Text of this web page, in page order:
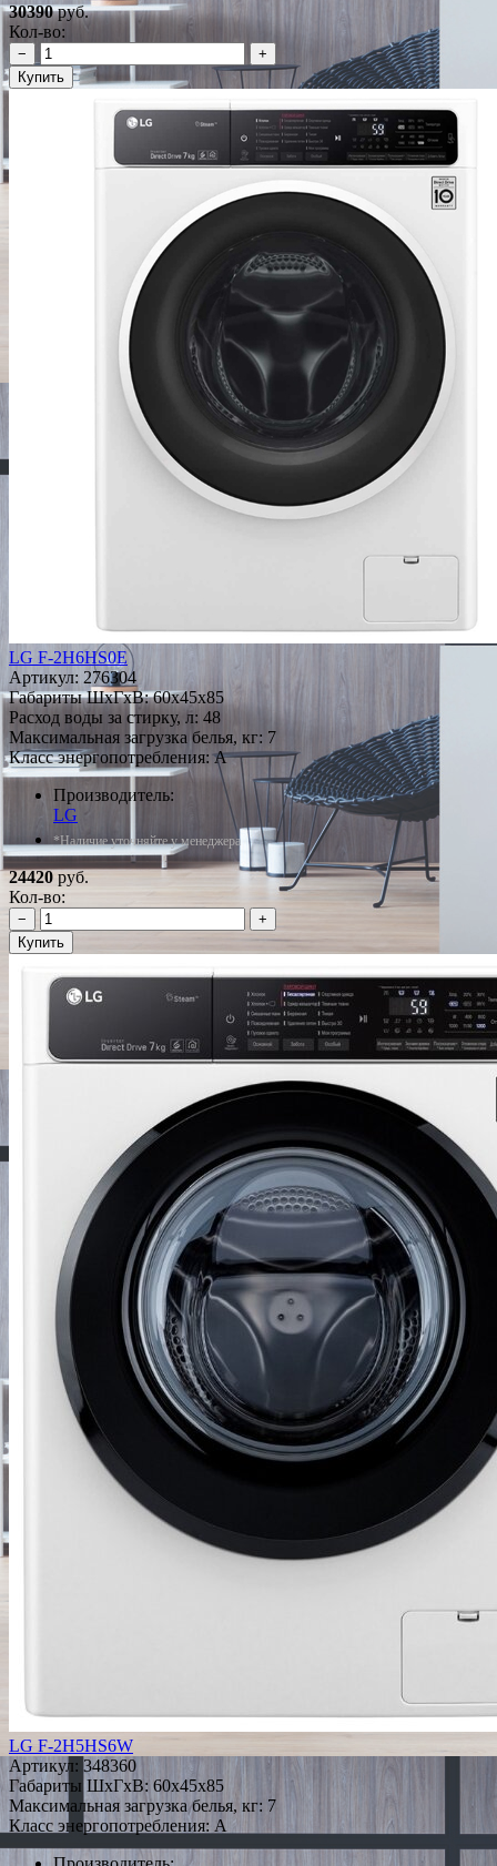
30390руб.
Кол-во:
−
+
Купить
LG F-2H6HS0E
Артикул: 276304
Габариты ШxГxВ: 60x45x85
Расход воды за стирку, л: 48
Максимальная загрузка белья, кг: 7
Класс энергопотребления: A
Производитель:
LG
*Наличие уточняйте у менеджера
24420 руб.
Кол-во:
−
+
Купить
LG F-2H5HS6W
Артикул: 348360
Габариты ШxГxВ: 60x45x85
Максимальная загрузка белья, кг: 7
Класс энергопотребления: A